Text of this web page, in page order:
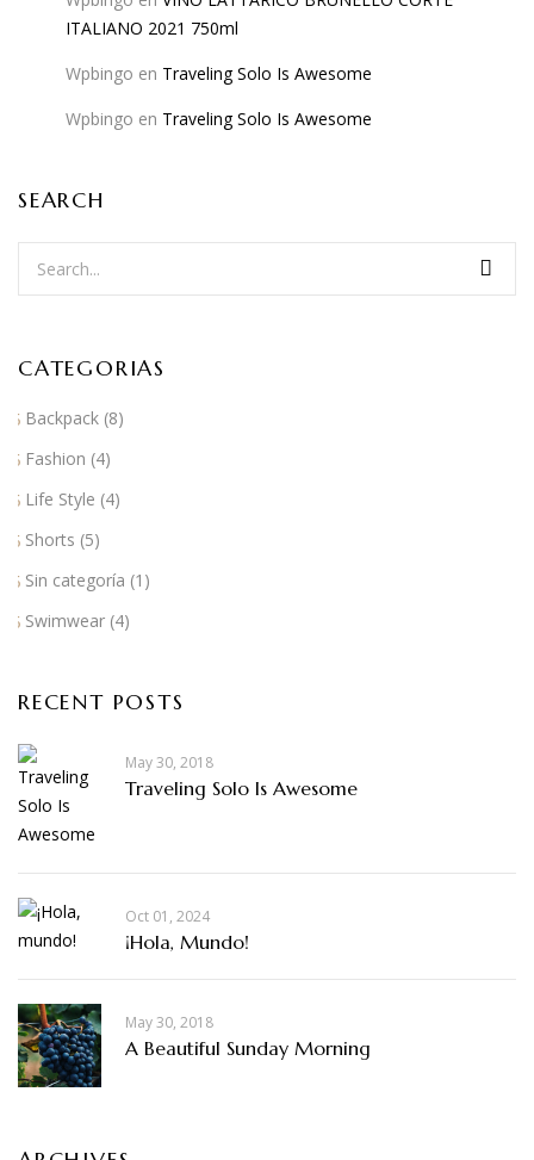
ITALIANO 2021 750ml
Wpbingo en Traveling Solo Is Awesome
Wpbingo en Traveling Solo Is Awesome
SEARCH
CATEGORIAS
Backpack (8)
Fashion (4)
Life Style (4)
Shorts (5)
Sin categoría (1)
Swimwear (4)
RECENT POSTS
May 30, 2018
Traveling Solo Is Awesome
Oct 01, 2024
¡Hola, Mundo!
May 30, 2018
A Beautiful Sunday Morning